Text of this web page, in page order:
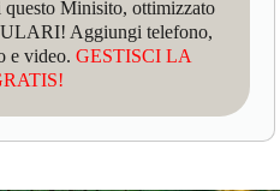
questo Minisito, ottimizzato
Aggiungi telefono,
e video.GESTISCI LA